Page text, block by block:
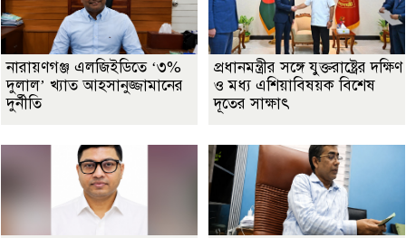
নারায়ণগঞ্জ এলজিইডিতে ‘৩%
দুলাল’ খ্যাত আহসানুজ্জামানের
দুর্নীতি
প্রধানমন্ত্রীর সঙ্গে যুক্তরাষ্ট্রের দক্ষিণ
ও মধ্য এশিয়াবিষয়ক বিশেষ
দূতের সাক্ষাৎ